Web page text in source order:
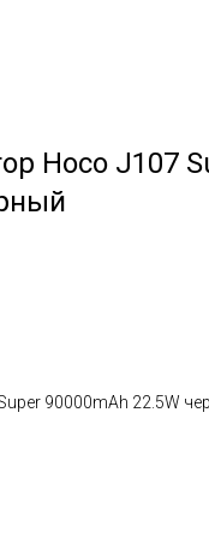
Hoco J107
90000mAh 22.5W